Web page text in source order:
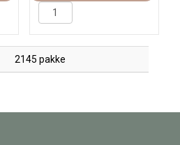
2145 pakke